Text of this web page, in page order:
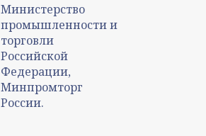
Министерство
промышленности и
торговли
Российской
Федерации,
Минпромторг
России.